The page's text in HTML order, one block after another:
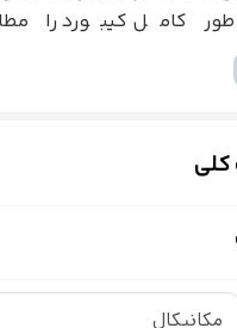
کامل کیبورد را
این کیبورد، فضای
اختیار شما قرار می‌دهد.
مکانیکال